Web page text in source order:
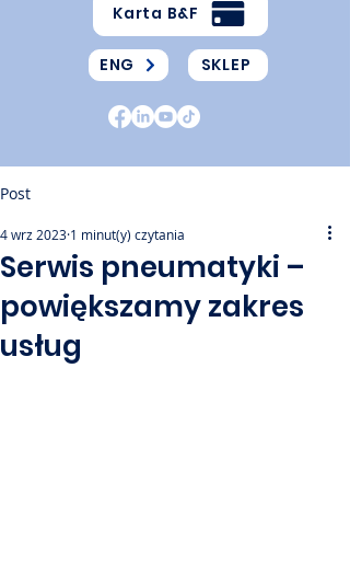
Karta B&F
ENG SKLEP
Post
Serwis pneumatyki –
powiększamy zakres
usług
4 wrz 2023 1 minut(y) czytania